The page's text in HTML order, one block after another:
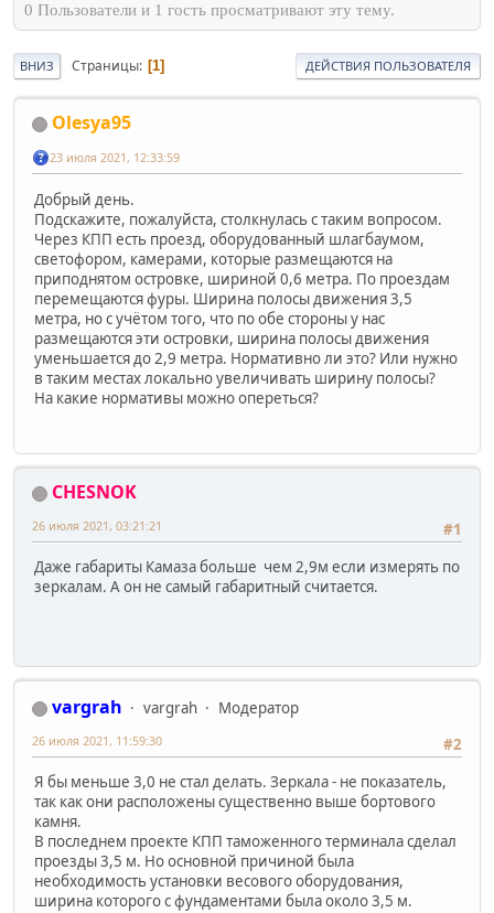
0 Пользователи и 1 гость просматривают эту тему.
ВНИЗ Страницы 1 ДЕЙСТВИЯ ПОЛЬЗОВАТЕЛЯ
Olesya95
23 июля 2021, 12:33:59
Добрый день.
Подскажите, пожалуйста, столкнулась с таким вопросом.
Через КПП есть проезд, оборудованный шлагбаумом,
светофором, камерами, которые размещаются на
приподнятом островке, шириной 0,6 метра. По проездам
перемещаются фуры. Ширина полосы движения 3,5
метра, но с учётом того, что по обе стороны у нас
размещаются эти островки, ширина полосы движения
уменьшается до 2,9 метра. Нормативно ли это? Или нужно
в таким местах локально увеличивать ширину полосы?
На какие нормативы можно опереться?
CHESNOK
#1
26 июля 2021, 03:21:21
Даже габариты Камаза больше чем 2,9м если измерять по
зеркалам. А он не самый габаритный считается.
vargrah vargrah
Модератор
#2
26 июля 2021, 11:59:30
Я бы меньше 3,0 не стал делать. Зеркала - не показатель,
так как они расположены существенно выше бортового
камня.
В последнем проекте КПП таможенного терминала сделал
проезды 3,5 м. Но основной причиной была
необходимость установки весового оборудования,
ширина которого с фундаментами была около 3,5 м.